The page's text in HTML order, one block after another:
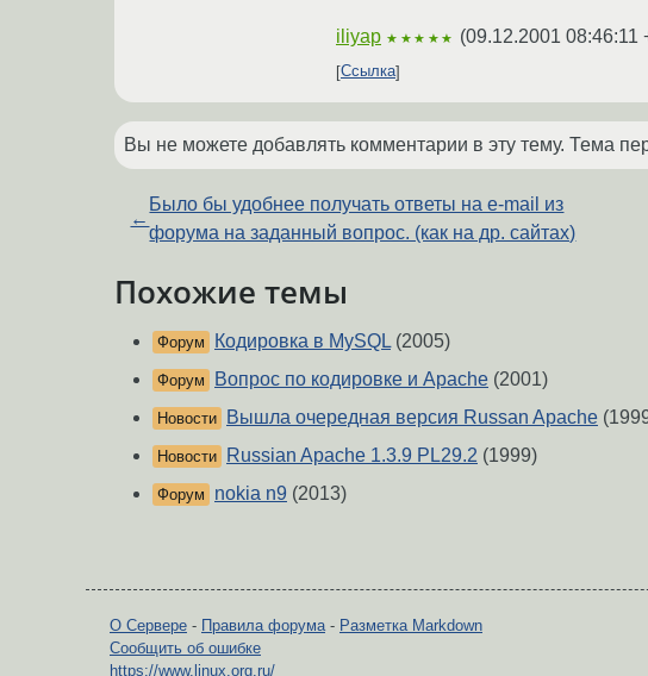
iliyap ★★★★★ (09.12.2001 08:46:11
Ссылка
Вы не можете добавлять комментарии в эту тему. Тема
←
Было бы удобнее получать ответы на e-mail из
форума на заданный вопрос. (как на др. сайтах)
Похожие темы
Форум Кодировка в MySQL(2005)
Форум Вопрос по кодировке и Apache (2001)
Новости Вышла очередная версия Russan Apache
Новости Russian Apache 1.3.9 PL29.2 (1999)
Форум nokia n9 (2013)
О Сервере - Правила форума- Разметка Markdown
Сообщить об ошибке
https://www.linux.org.ru/